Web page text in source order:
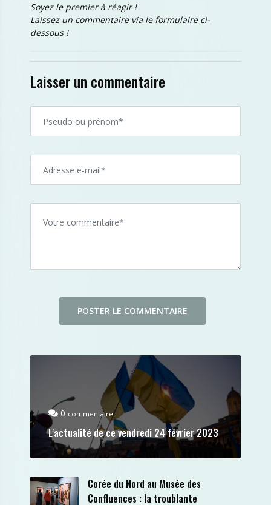
Soyez le premier à réagir !
Laissez un commentaire via le formulaire ci-
dessous !
Laisser un commentaire
0 commentaire
L'actualité de ce vendredi 24 février 2023
Corée du Nord au Musée des
Confluences : la troublante